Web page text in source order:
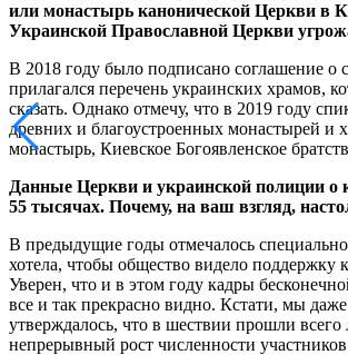
или монастырь канонической Церкви в
Украинской Православной Церкви
В 2018 году было подписано соглашение
прилагался перечень украинских храмов,
сказать. Однако отмечу, что в 2019 году
древних и благоустроенных монастырей и
монастырь, Киевское Богоявленское
Данные Церкви и украинской полиции о
55 тысячах. Почему, на ваш взгляд,
В предыдущие годы отмечалось
хотела, чтобы общество видело
Уверен, что и в этом году кадры
все и так прекрасно видно. Кстати, мы
утверждалось, что в шествии прошли
непрерывный рост численности